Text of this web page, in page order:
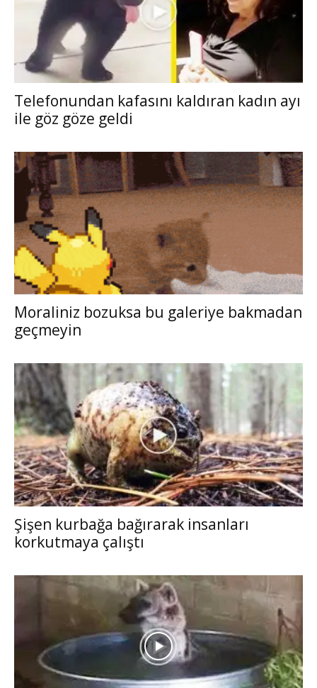
Telefonundan kafasını kaldıran kadın ayı
ile göz göze geldi
Moraliniz bozuksa bu galeriye bakmadan
geçmeyin
Şişen kurbağa bağırarak insanları
korkutmaya çalıştı